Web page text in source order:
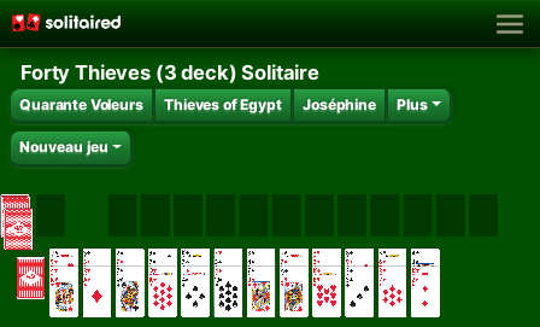
Forty Thieves (3 deck) Solitaire
Quarante Voleurs Thieves of Egypt Joséphine Plus
Nouveau jeu